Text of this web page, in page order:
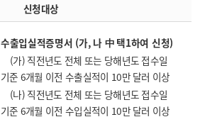
신청대상
수출입실적증명서 (가, 나 中 택1하여 신청)
(가) 직전년도 전체 또는 당해년도 접수일
기준 6개월 이전 수출실적이 10만 달러 이상
(나) 직전년도 전체 또는 당해년도 접수일
기준 6개월 이전 수입실적이 10만 달러 이상